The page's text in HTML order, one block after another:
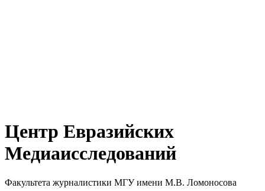
Центр Евразийских
Медиаисследований
Факультета журналистики МГУ имени М.В. Ломоносова